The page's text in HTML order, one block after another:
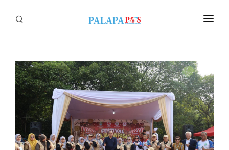
Politik
Nasional
Sumatera
Tapanuli